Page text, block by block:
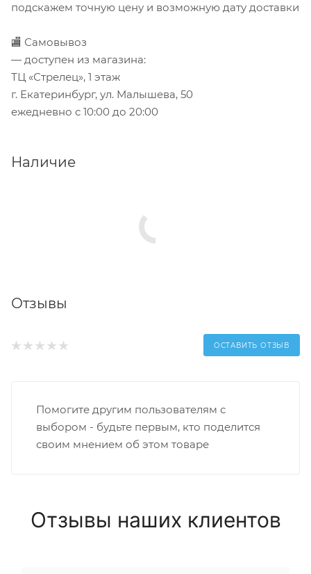
подскажем точную цену и возможную дату доставки
🏬 Самовывоз
— доступен из магазина:
ТЦ «Стрелец», 1 этаж
г. Екатеринбург, ул. Малышева, 50
ежедневно с 10:00 до 20:00
Наличие
Отзывы
ОСТАВИТЬ ОТЗЫВ
Помогите другим пользователям с
выбором - будьте первым, кто поделится
своим мнением об этом товаре
Отзывы наших клиентов